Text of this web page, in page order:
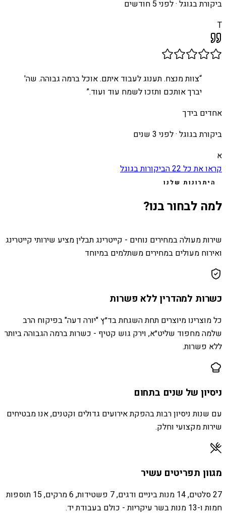
ביקורת בגוגל ·לפני 5 חודשים
T
“צוות מנצח. תענוג לעבוד איתם. אוכל ברמה גבוהה. שה'
יברך אותכם ותזכו לשמח עוד ועוד.”
אחדים בידך
ביקורת בגוגל ·לפני 3 שנים
א
קראו את כל 22הביקורות בגוגל
היתרונות שלנו
למה לבחור בנו?
שירות מעולה במחירים נוחים - קייטרינג תבלין מציע שירותי קייטרינג
ואירוח מעולים במחירים משתלמים במיוחד
כשרות למהדרין ללא פשרות
כל מוצרינו מיוצרים תחת השגחת בד״ץ "יורה דעה" בפיקוח הרב
שלמה מחפוד שליט״א, וירק גוש קטיף - כשרות ברמה הגבוהה ביותר
ללא פשרות.
ניסיון של שנים בתחום
עם שנות ניסיון רבות בהפקת אירועים גדולים וקטנים, אנו מבטיחים
שירות מקצועי וחלק.
מגוון תפריטים עשיר
27 סלטים, 14 מנות ביניים ודגים, 7 פשטידות, 6 מרקים, 15 תוספות
חמות ו-13 מנות בשר עיקריות - כולם בעבודת יד.